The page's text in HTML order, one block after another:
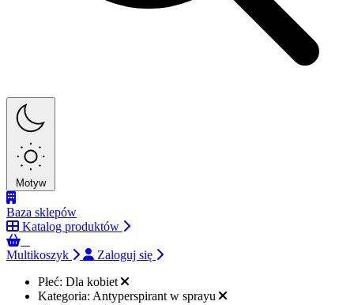
Motyw
Baza sklepów
Katalog produktów
Multikoszyk
Zaloguj się
Płeć: Dla kobiet
Kategoria: Antyperspirant w sprayu